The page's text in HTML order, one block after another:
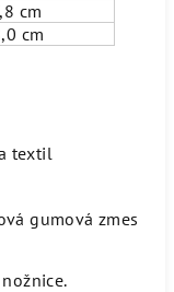
cm
cm
textil
gumová zmes